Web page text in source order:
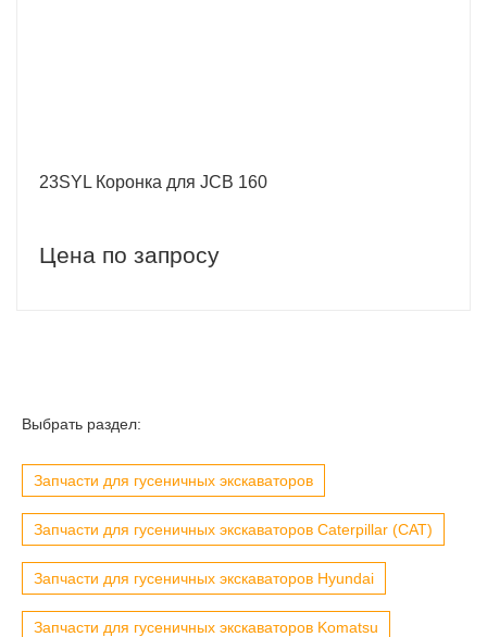
23SYL Коронка для JCB 160
Цена по запросу
Выбрать раздел:
Запчасти для гусеничных экскаваторов
Запчасти для гусеничных экскаваторов Caterpillar (CAT)
Запчасти для гусеничных экскаваторов Hyundai
Запчасти для гусеничных экскаваторов Komatsu